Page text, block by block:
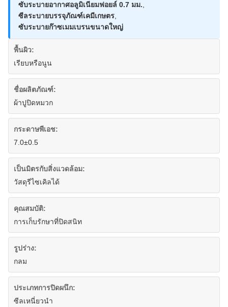
ซับระบายอากาศอลูมิเนียมฟอยล์ 0.7 มม.,
ซีลระบายบรรจุภัณฑ์เคมีเกษตร,
ซับระบายก๊าซเมมเบรนขนาดใหญ่
พื้นผิว:
เรียบหรือนูน
ชื่อผลิตภัณฑ์:
ผ้าปูปิดหมวก
กระดาษพีเอช:
7.0±0.5
เป็นมิตรกับสิ่งแวดล้อม:
วัสดุรีไซเคิลได้
คุณสมบัติ:
การเก็บรักษาที่ปิดสนิท
รูปร่าง:
กลม
ประเภทการปิดผนึก:
ซีลเหนี่ยวนำ